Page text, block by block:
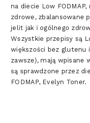
na diecie Low
zdrowe, zbalansowane
jelit jak i ogólnego
Wszystkie przepisy są
większości bez glutenu
zawsze), mają wpisane
są sprawdzone przez
FODMAP, Evelyn Toner.